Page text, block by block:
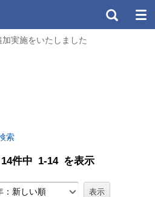
実施をいたしました
索
14件中 1-14 を表示
：新しい順